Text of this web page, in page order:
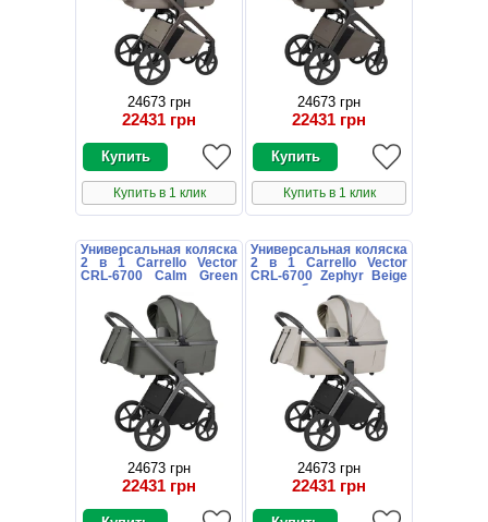
24673 грн
22431 грн
Купить в 1 клик
24673 грн
22431 грн
Купить в 1 клик
Универсальная коляска
2 в 1 Carrello Vector
CRL-6700 Calm Green
дождевиком
24673 грн
22431 грн
Универсальная коляска
2 в 1 Carrello Vector
CRL-6700 Zephyr Beige
светло-бежевая с
дождевиком
24673 грн
22431 грн